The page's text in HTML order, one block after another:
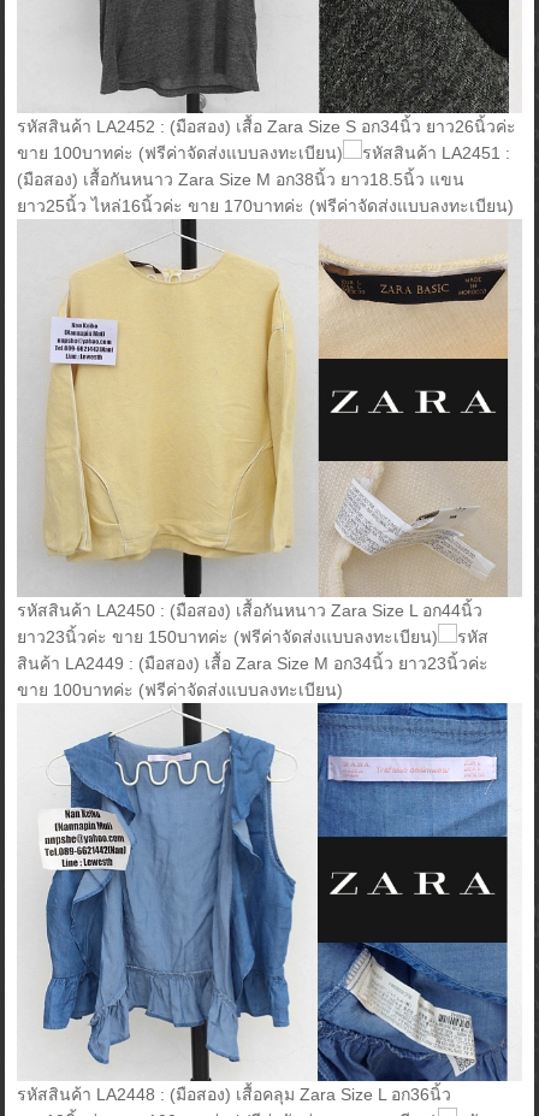
รหัสสินค้า LA2452 : (มือสอง) เสื้อ Zara Size S อก34นิ้ว ยาว26นิ้วค่ะ
ขาย 100บาทค่ะ (ฟรีค่าจัดส่งแบบลงทะเบียน)
รหัสสินค้า LA2451 :
(มือสอง) เสื้อกันหนาว Zara Size M อก38นิ้ว ยาว18.5นิ้ว แขน
ยาว25นิ้ว ไหล่16นิ้วค่ะ ขาย 170บาทค่ะ (ฟรีค่าจัดส่งแบบลงทะเบียน)
รหัสสินค้า LA2450 : (มือสอง) เสื้อกันหนาว Zara Size L อก44นิ้ว
ยาว23นิ้วค่ะ ขาย 150บาทค่ะ (ฟรีค่าจัดส่งแบบลงทะเบียน)
รหัส
สินค้า LA2449 : (มือสอง) เสื้อ Zara Size M อก34นิ้ว ยาว23นิ้วค่ะ
ขาย 100บาทค่ะ (ฟรีค่าจัดส่งแบบลงทะเบียน)
รหัสสินค้า LA2448 : (มือสอง) เสื้อคลุม Zara Size L อก36นิ้ว